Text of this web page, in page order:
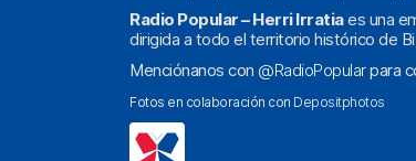
Radio Popular – Herri Irratiaes una
dirigida a todo el territorio histórico de
Menciónanos con @RadioPopularpara
Fotos en colaboración con Depositphotos